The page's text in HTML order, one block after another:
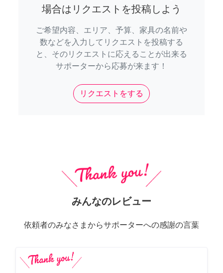
場合はリクエストを投稿しよう
ご希望内容、エリア、予算、家具の名前や
数などを入力してリクエストを投稿する
と、そのリクエストに応えることが出来る
サポーターから応募が来ます！
リクエストをする
みんなのレビュー
依頼者のみなさまからサポーターへの感謝の言葉